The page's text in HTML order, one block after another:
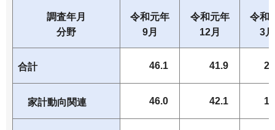
調査年月
分野
令和元年
9月
令和元年
12月
令和
3月
合計 46.1 41.9
家計動向関連 46.0 42.1